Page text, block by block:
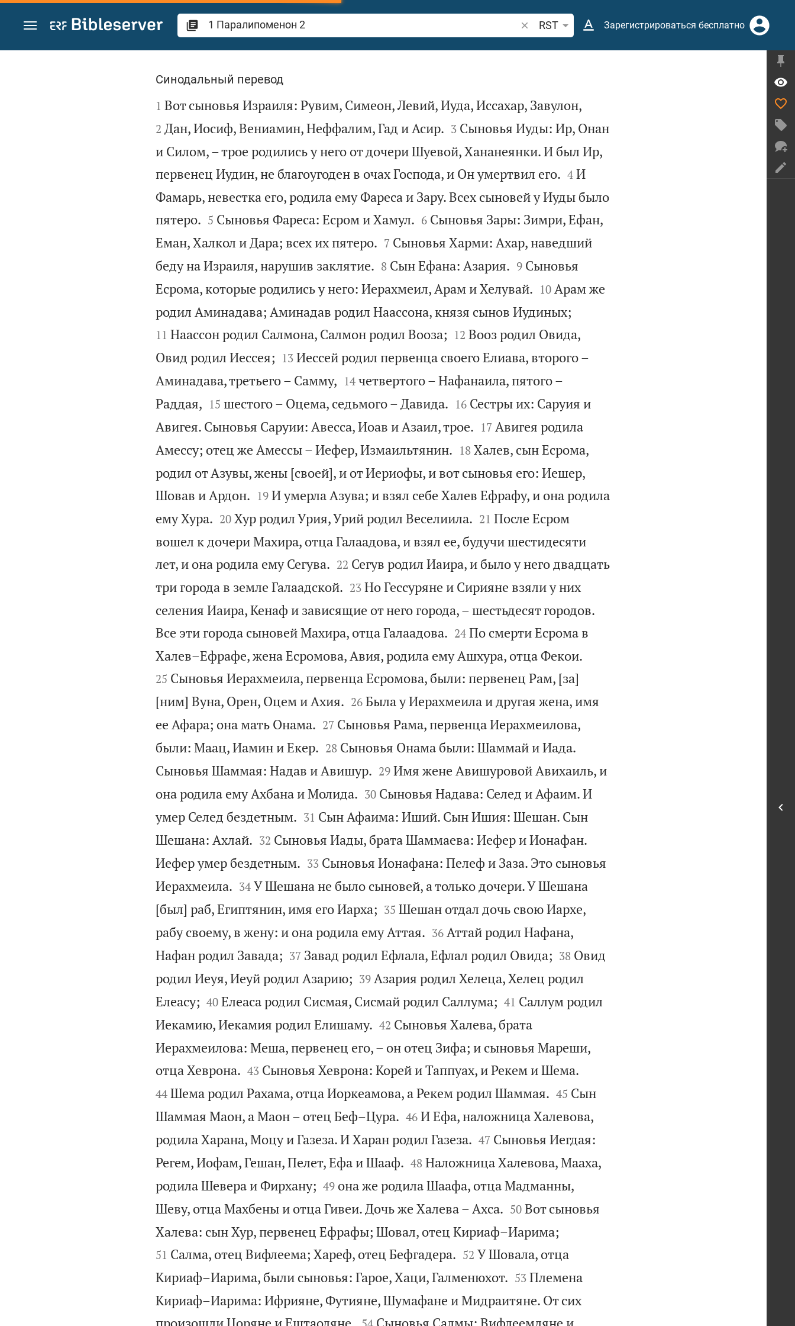
Перейти к содержанию
Поиск по отрывку из Библии или термину
RST Зарегистрироваться бесплатно
1 Паралипоменон 2
Синодальный перевод

1 Вот сыновья Израиля: Рувим, Симеон, Левий, Иуда, Иссахар, Завулон,
2 Дан, Иосиф, Вениамин, Неффалим, Гад и Асир.
3 Сыновья Иуды: Ир, Онан
и Силом, – трое родились у него от дочери Шуевой, Хананеянки. И был Ир,
первенец Иудин, не благоугоден в очах Господа, и Он умертвил его.
4 И
Фамарь, невестка его, родила ему Фареса и Зару. Всех сыновей у Иуды было
пятеро.
5 Сыновья Фареса: Есром и Хамул.
6 Сыновья Зары: Зимри, Ефан,
Еман, Халкол и Дара; всех их пятеро.
7 Сыновья Харми: Ахар, наведший
беду на Израиля, нарушив заклятие.
8 Сын Ефана: Азария.
9 Сыновья
Есрома, которые родились у него: Иерахмеил, Арам и Хелувай.
10 Арам же
родил Аминадава; Аминадав родил Наассона, князя сынов Иудиных;
11 Наассон родил Салмона, Салмон родил Вооза;
12 Вооз родил Овида,
Овид родил Иессея;
13 Иессей родил первенца своего Елиава, второго –
Аминадава, третьего – Самму,
14 четвертого – Нафанаила, пятого –
Раддая,
15 шестого – Оцема, седьмого – Давида.
16 Сестры их: Саруия и
Авигея. Сыновья Саруии: Авесса, Иоав и Азаил, трое.
17 Авигея родила
Амессу; отец же Амессы – Иефер, Измаильтянин.
18 Халев, сын Есрома,
родил от Азувы, жены [своей], и от Иериофы, и вот сыновья его: Иешер,
Шовав и Ардон.
19 И умерла Азува; и взял себе Халев Ефрафу, и она родила
ему Хура.
20 Хур родил Урия, Урий родил Веселиила.
21 После Есром
вошел к дочери Махира, отца Галаадова, и взял ее, будучи шестидесяти
лет, и она родила ему Сегува.
22 Сегув родил Иаира, и было у него двадцать
три города в земле Галаадской.
23 Но Гессуряне и Сирияне взяли у них
селения Иаира, Кенаф и зависящие от него города, – шестьдесят городов.
Все эти города сыновей Махира, отца Галаадова.
24 По смерти Есрома в
Халев–Ефрафе, жена Есромова, Авия, родила ему Ашхура, отца Фекои.
25 Сыновья Иерахмеила, первенца Есромова, были: первенец Рам, [за]
[ним] Вуна, Орен, Оцем и Ахия.
26 Была у Иерахмеила и другая жена, имя
ее Афара; она мать Онама.
27 Сыновья Рама, первенца Иерахмеилова,
были: Маац, Иамин и Екер.
28 Сыновья Онама были: Шаммай и Иада.
Сыновья Шаммая: Надав и Авишур.
29 Имя жене Авишуровой Авихаиль, и
она родила ему Ахбана и Молида.
30 Сыновья Надава: Селед и Афаим. И
умер Селед бездетным.
31 Сын Афаима: Иший. Сын Ишия: Шешан. Сын
Шешана: Ахлай.
32 Сыновья Иады, брата Шаммаева: Иефер и Ионафан.
Иефер умер бездетным.
33 Сыновья Ионафана: Пелеф и Заза. Это сыновья
Иерахмеила.
34 У Шешана не было сыновей, а только дочери. У Шешана
[был] раб, Египтянин, имя его Иарха;
35 Шешан отдал дочь свою Иархе,
рабу своему, в жену: и она родила ему Аттая.
36 Аттай родил Нафана,
Нафан родил Завада;
37 Завад родил Ефлала, Ефлал родил Овида;
38 Овид
родил Иеуя, Иеуй родил Азарию;
39 Азария родил Хелеца, Хелец родил
Елеасу;
40 Елеаса родил Сисмая, Сисмай родил Саллума;
41 Саллум родил
Иекамию, Иекамия родил Елишаму.
42 Сыновья Халева, брата
Иерахмеилова: Меша, первенец его, – он отец Зифа; и сыновья Мареши,
отца Хеврона.
43 Сыновья Хеврона: Корей и Таппуах, и Рекем и Шема.
44 Шема родил Рахама, отца Иоркеамова, а Рекем родил Шаммая.
45 Сын
Шаммая Маон, а Маон – отец Беф–Цура.
46 И Ефа, наложница Халевова,
родила Харана, Моцу и Газеза. И Харан родил Газеза.
47 Сыновья Иегдая:
Регем, Иофам, Гешан, Пелет, Ефа и Шааф.
48 Наложница Халевова, Мааха,
родила Шевера и Фирхану;
49 она же родила Шаафа, отца Мадманны,
Шеву, отца Махбены и отца Гивеи. Дочь же Халева – Ахса.
50 Вот сыновья
Халева: сын Хур, первенец Ефрафы; Шовал, отец Кириаф–Иарима;
51 Салма, отец Вифлеема; Хареф, отец Бефгадера.
52 У Шовала, отца
Кириаф–Иарима, были сыновья: Гарое, Хаци, Галменюхот.
53 Племена
Кириаф–Иарима: Ифрияне, Футияне, Шумафане и Мидраитяне. От сих

